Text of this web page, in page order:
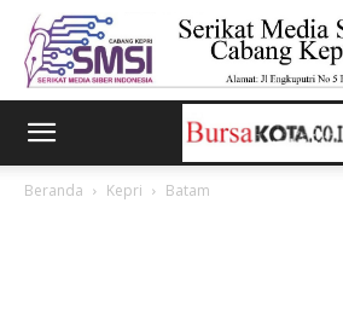
Beranda Kepri Batam